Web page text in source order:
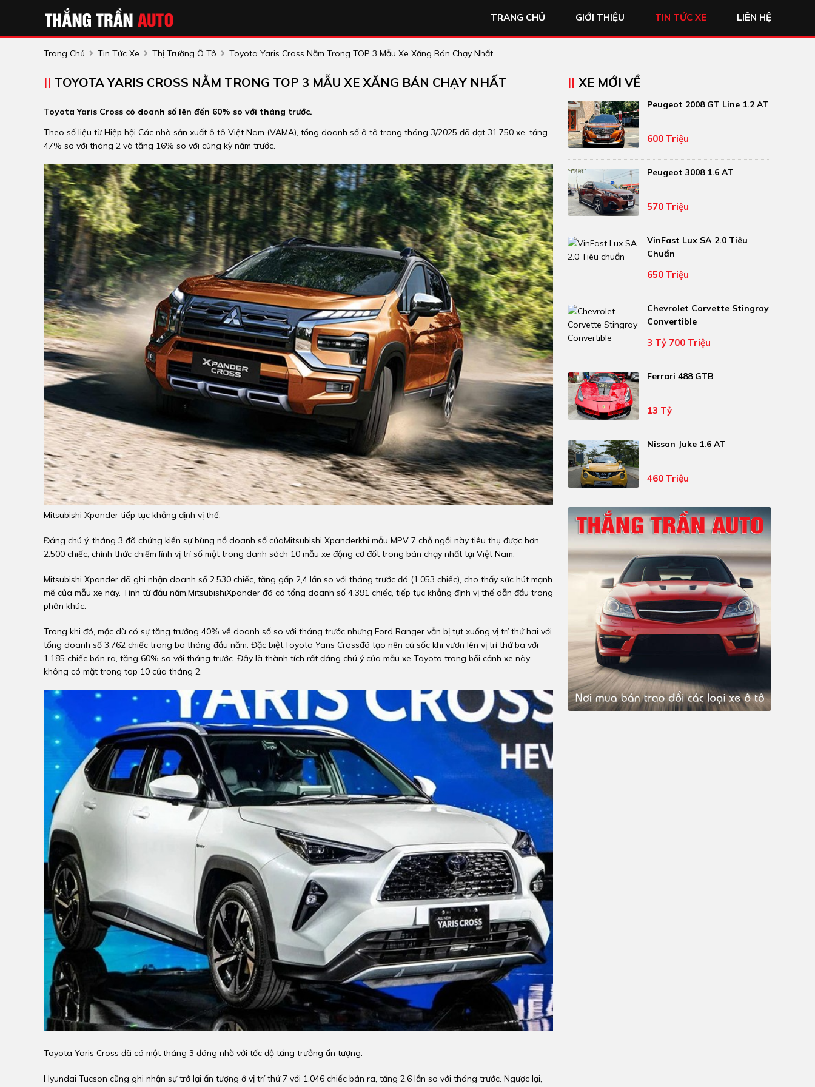
TRANG CHỦ GIỚI THIỆU TIN TỨC XE LIÊN HỆ
Trang Chủ Tin Tức Xe Thị Trường Ô Tô Toyota Yaris Cross Nằm Trong TOP 3 Mẫu Xe Xăng Bán Chạy Nhất
TOYOTA YARIS CROSS NẰM TRONG TOP 3 MẪU XE XĂNG BÁN CHẠY NHẤT
Toyota Yaris Cross có doanh số lên đến 60% so với tháng trước.
Theo số liệu từ Hiệp hội Các nhà sản xuất ô tô Việt Nam (VAMA), tổng doanh số ô tô trong tháng 3/2025 đã đạt 31.750 xe, tăng
47% so với tháng 2 và tăng 16% so với cùng kỳ năm trước.
Mitsubishi Xpander tiếp tục khẳng định vị thế.
Đáng chú ý, tháng 3 đã chứng kiến sự bùng nổ doanh số củaMitsubishi Xpanderkhi mẫu MPV 7 chỗ ngồi này tiêu thụ được hơn
2.500 chiếc, chính thức chiếm lĩnh vị trí số một trong danh sách 10 mẫu xe động cơ đốt trong bán chạy nhất tại Việt Nam.
Mitsubishi Xpander đã ghi nhận doanh số 2.530 chiếc, tăng gấp 2,4 lần so với tháng trước đó (1.053 chiếc), cho thấy sức hút mạnh
mẽ của mẫu xe này. Tính từ đầu năm,MitsubishiXpander đã có tổng doanh số 4.391 chiếc, tiếp tục khẳng định vị thế dẫn đầu trong
phân khúc.
Trong khi đó, mặc dù có sự tăng trưởng 40% về doanh số so với tháng trước nhưng Ford Ranger vẫn bị tụt xuống vị trí thứ hai với
tổng doanh số 3.762 chiếc trong ba tháng đầu năm. Đặc biệt,Toyota Yaris Crossđã tạo nên cú sốc khi vươn lên vị trí thứ ba với
1.185 chiếc bán ra, tăng 60% so với tháng trước. Đây là thành tích rất đáng chú ý của mẫu xe Toyota trong bối cảnh xe này
không có mặt trong top 10 của tháng 2.
Toyota Yaris Cross đã có một tháng 3 đáng nhờ với tốc độ tăng trưởng ấn tượng.
Hyundai Tucson cũng ghi nhận sự trở lại ấn tượng ở vị trí thứ 7 với 1.046 chiếc bán ra, tăng 2,6 lần so với tháng trước. Ngược lại,
XE MỚI VỀ
Peugeot 2008 GT Line 1.2 AT
600 Triệu
Peugeot 3008 1.6 AT
570 Triệu
VinFast Lux SA 2.0 Tiêu
Chuẩn
650 Triệu
Chevrolet Corvette Stingray
Convertible
3 Tỷ 700 Triệu
Ferrari 488 GTB
13 Tỷ
Nissan Juke 1.6 AT
460 Triệu